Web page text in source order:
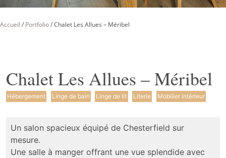
Accueil / Portfolio/Chalet Les Allues – Méribel
Chalet Les Allues – Méribel
Hébergement Linge de bain Linge de lit Literie Mobilier intérieur
Un salon spacieux équipé de Chesterfield sur
mesure.
Une salle à manger offrant une vue splendide avec